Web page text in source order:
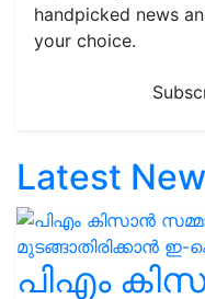
handpicked news
your choice.
Latest
പിഎം